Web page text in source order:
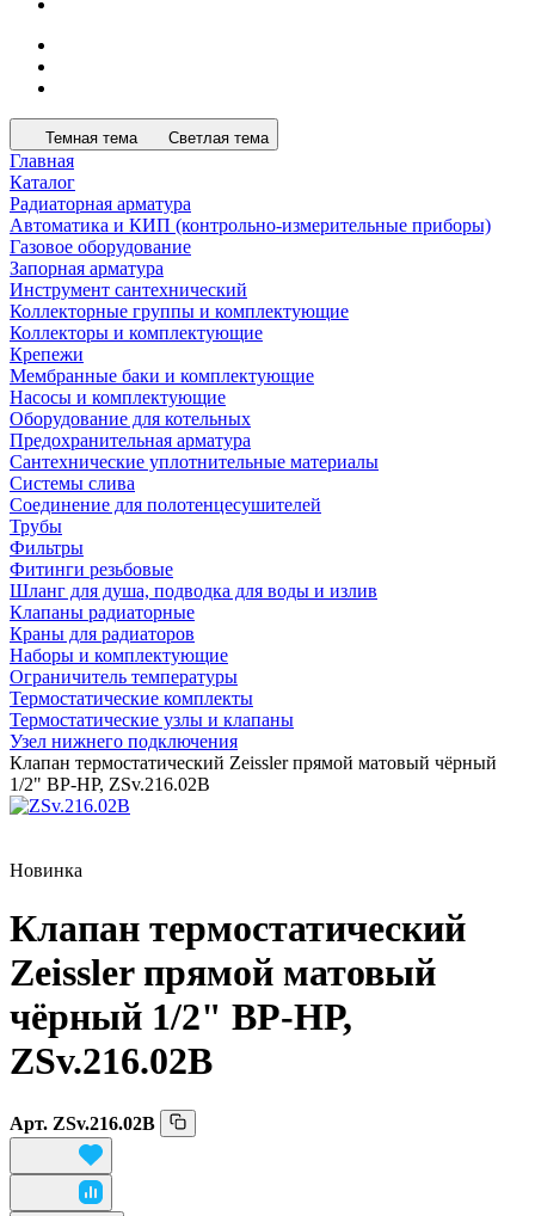
Темная тема Светлая тема
Главная
Каталог
Радиаторная арматура
Автоматика и КИП (контрольно-измерительные приборы)
Газовое оборудование
Запорная арматура
Инструмент сантехнический
Коллекторные группы и комплектующие
Коллекторы и комплектующие
Крепежи
Мембранные баки и комплектующие
Насосы и комплектующие
Оборудование для котельных
Предохранительная арматура
Сантехнические уплотнительные материалы
Системы слива
Соединение для полотенцесушителей
Трубы
Фильтры
Фитинги резьбовые
Шланг для душа, подводка для воды и излив
Клапаны радиаторные
Краны для радиаторов
Наборы и комплектующие
Ограничитель температуры
Термостатические комплекты
Термостатические узлы и клапаны
Узел нижнего подключения
Клапан термостатический Zeissler прямой матовый чёрный
1/2" ВР-НР, ZSv.216.02B
Новинка
Клапан термостатический
Zeissler прямой матовый
чёрный 1/2" ВР-НР,
ZSv.216.02B
Арт. ZSv.216.02B